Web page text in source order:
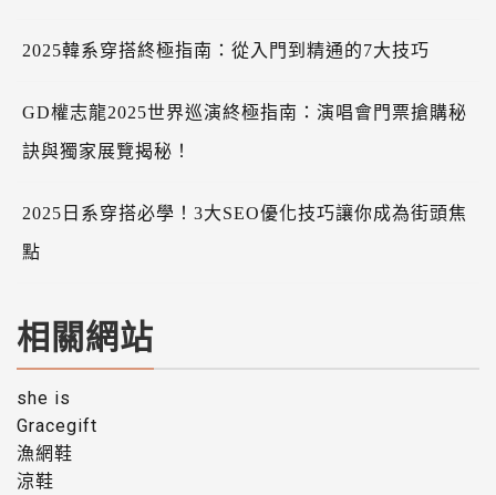
2025韓系穿搭終極指南：從入門到精通的7大技巧
GD權志龍2025世界巡演終極指南：演唱會門票搶購秘
訣與獨家展覽揭秘！
2025日系穿搭必學！3大SEO優化技巧讓你成為街頭焦
點
相關網站
she is
Gracegift
漁網鞋
涼鞋